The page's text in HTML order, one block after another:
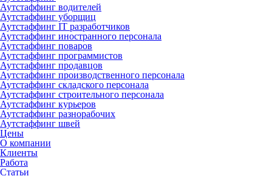
Аутстаффинг водителей
Аутстаффинг уборщиц
Аутстаффинг IT разработчиков
Аутстаффинг иностранного персонала
Аутстаффинг поваров
Аутстаффинг программистов
Аутстаффинг продавцов
Аутстаффинг производственного персонала
Аутстаффинг складского персонала
Аутстаффинг строительного персонала
Аутстаффинг курьеров
Аутстаффинг разнорабочих
Аутстаффинг швей
Цены
О компании
Клиенты
Работа
Статьи